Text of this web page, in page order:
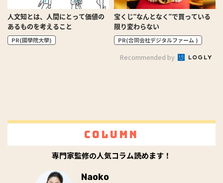
人文知とは、人間にとって価値の
あるものを考えること
PR(國學院大學)
宝くじ“なんとなく”で買っている
限り変わらない
PR(合同会社デジタルファーム )
Recommended by
Column
専門家監修の人気コラム読めます！
Naoko